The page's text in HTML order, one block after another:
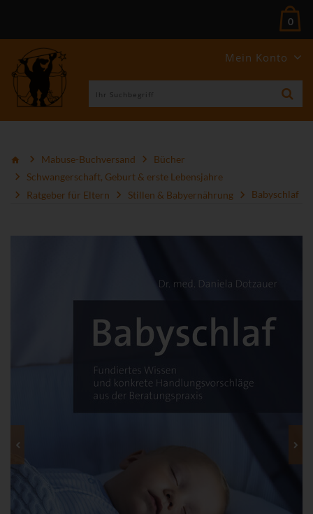
Mein Konto
0
Mabuse-Buchversand
Bücher
Schwangerschaft, Geburt & erste Lebensjahre
Ratgeber für Eltern
Stillen & Babyernährung Babyschlaf